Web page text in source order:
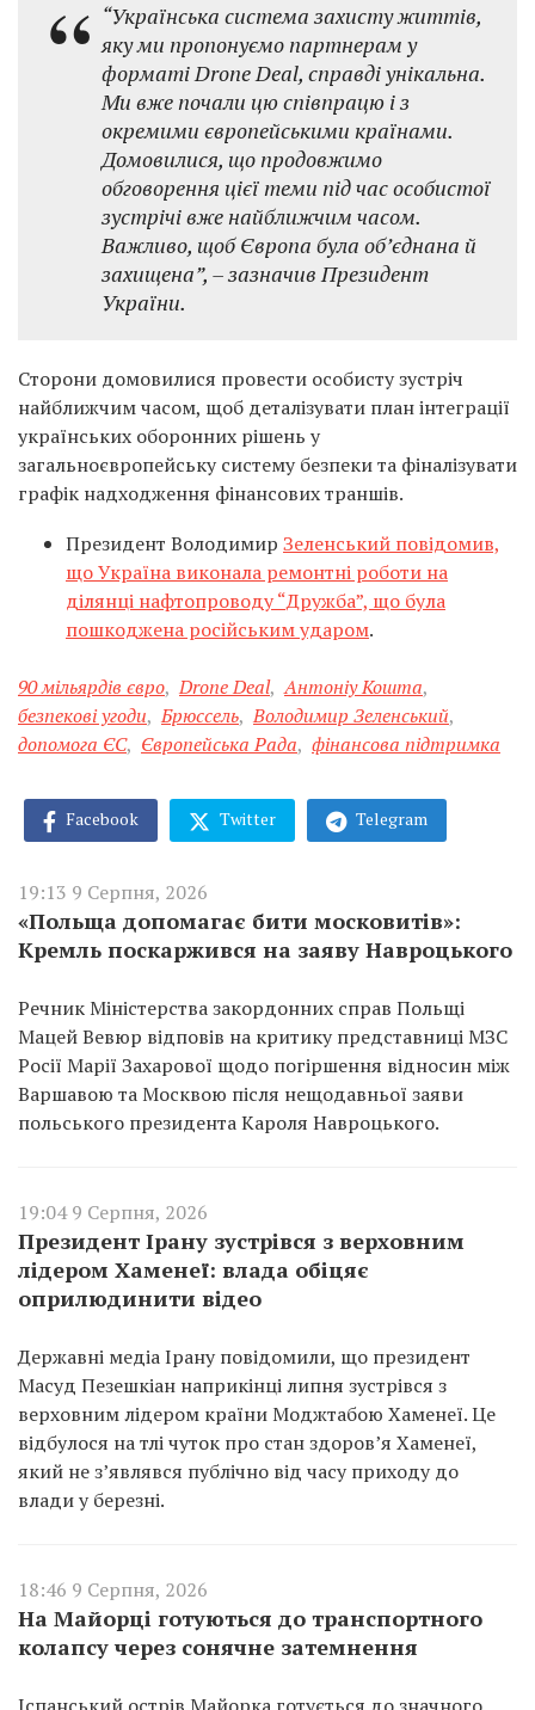
“Українська система захисту життів,
яку ми пропонуємо партнерам у
форматі Drone Deal, справді унікальна.
Ми вже почали цю співпрацю і з
окремими європейськими країнами.
Домовилися, що продовжимо
обговорення цієї теми під час особистої
зустрічі вже найближчим часом.
Важливо, щоб Європа була об’єднана й
захищена”, – зазначив Президент
України.
Сторони домовилися провести особисту зустріч
найближчим часом, щоб деталізувати план інтеграції
українських оборонних рішень у
загальноєвропейську систему безпеки та фіналізувати
графік надходження фінансових траншів.
Президент Володимир Зеленський повідомив,
що Україна виконала ремонтні роботи на
ділянці нафтопроводу “Дружба”, що була
пошкоджена російським ударом.
90 мільярдів євро, Drone Deal, Антоніу Кошта,
безпекові угоди, Брюссель, Володимир Зеленський,
допомога ЄС, Європейська Рада, фінансова підтримка
Facebook Twitter Telegram
19:13 9 Серпня, 2026
«Польща допомагає бити московитів»:
Кремль поскаржився на заяву Навроцького
Речник Міністерства закордонних справ Польщі
Мацей Вевюр відповів на критику представниці МЗС
Росії Марії Захарової щодо погіршення відносин між
Варшавою та Москвою після нещодавньої заяви
польського президента Кароля Навроцького.
19:04 9 Серпня, 2026
Президент Ірану зустрівся з верховним
лідером Хаменеї: влада обіцяє
оприлюдинити відео
Державні медіа Ірану повідомили, що президент
Масуд Пезешкіан наприкінці липня зустрівся з
верховним лідером країни Моджтабою Хаменеї. Це
відбулося на тлі чуток про стан здоров’я Хаменеї,
який не з’являвся публічно від часу приходу до
влади у березні.
18:46 9 Серпня, 2026
На Майорці готуються до транспортного
колапсу через сонячне затемнення